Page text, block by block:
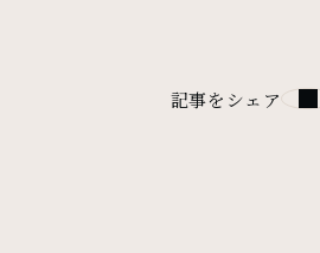
記事をシェア